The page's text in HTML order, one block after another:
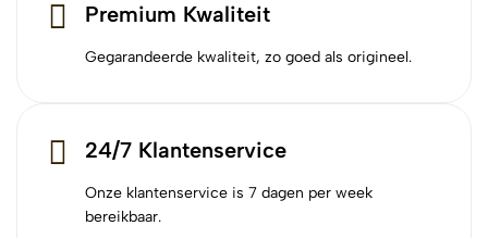
Premium Kwaliteit
Gegarandeerde kwaliteit, zo goed als origineel.
24/7 Klantenservice
Onze klantenservice is 7 dagen per week
bereikbaar.